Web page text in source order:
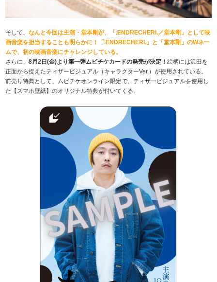
そして、なんと今回は主演・堂本剛が、「.ENDRECHERI.／堂本剛」として映
画音楽を担当することも明らかに！「.ENDRECHERI.」と「堂本剛」のWネー
ムで、初の映画音楽にチャレンジしている。
さらに、8月2日(金)より第一弾ムビチケカードの発売が決定！絵柄には沢田を
正面から捉えたティザービジュアル（キャラクターVer.）が使用されている。
前売り特典として、ムビチケオンライン限定で、ティザービジュアルを使用し
た【スマホ壁紙】のオリジナル特典が付いてくる。